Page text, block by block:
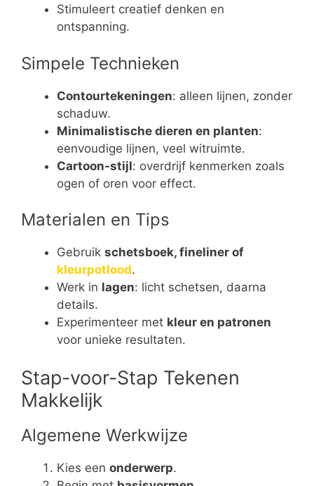
Stimuleert creatief denken en
ontspanning.
Simpele Technieken
Contourtekeningen: alleen lijnen, zonder
schaduw.
Minimalistische dieren en planten:
eenvoudige lijnen, veel witruimte.
Cartoon-stijl: overdrijf kenmerken zoals
ogen of oren voor effect.
Materialen en Tips
Gebruik schetsboek, fineliner of
kleurpotlood.
Werk in lagen: licht schetsen, daarna
details.
Experimenteer met kleur en patronen
voor unieke resultaten.
Stap-voor-Stap Tekenen
Makkelijk
Algemene Werkwijze
Kies een onderwerp.